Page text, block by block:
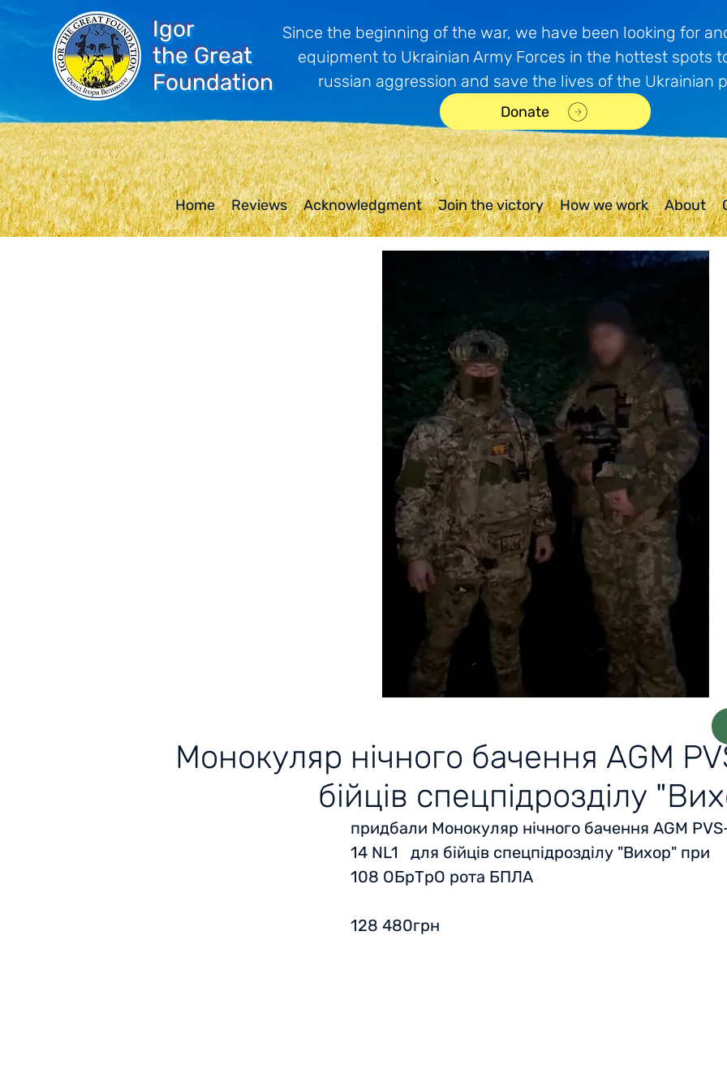
Igor
the Great
Foundation
Since the beginning of the war, we have been looking for
equipment to Ukrainian Army Forces in the hottest spots
russian aggression and save the lives of the Ukrainian
Donate
Home Reviews Acknowledgment Join the victory How we work About
Монокуляр нічного бачення AGM
бійців спецпідрозділу
придбали Монокуляр нічного бачення AGM
14 NL1 для бійців спецпідрозділу "Вихор" при
108 ОБрТрО рота БПЛА
128 480грн